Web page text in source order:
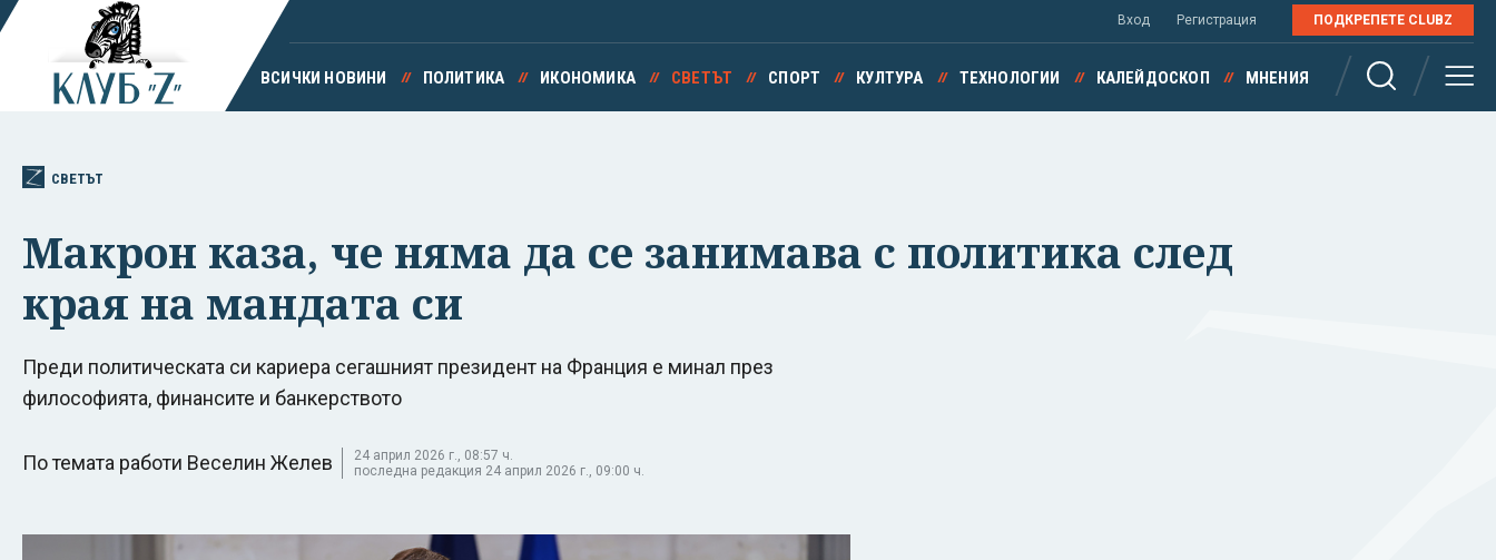
Вход Регистрация ПОДКРЕПЕТЕ CLUBZ
ВСИЧКИ НОВИНИ ПОЛИТИКА ИКОНОМИКА СВЕТЪТ СПОРТ КУЛТУРА ТЕХНОЛОГИИ КАЛЕЙДОСКОП МНЕНИЯ
СВЕТЪТ
Макрон каза, че няма да се занимава с политика след
края на мандата си
Преди политическата си кариера сегашният президент на Франция е минал през
философията, финансите и банкерството
По темата работи Веселин Желев
24 април 2026 г., 08:57 ч.
последна редакция 24 април 2026 г., 09:00 ч.